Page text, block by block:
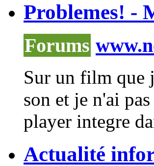
Problemes! -
Forums
Sur un film que
son et je n'ai
player integre
Actualité